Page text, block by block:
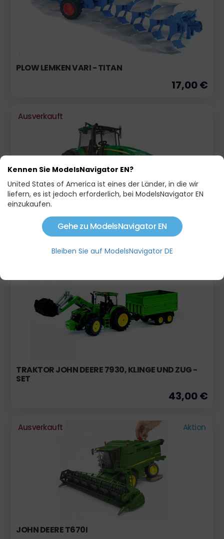
PLOW LEMKEN VARI - TITAN
17,00 €
Ausverkauft
TRAKTOR JOHN DEERE 7930
22,00 €
TRAKTOR JOHN DEERE 7930, KLINGE UND ZUG -
SET
43,00 €
Ausverkauft Aktion
JOHN DEERE T670I
Kennen Sie ModelsNavigator EN?
United States of America ist eines der Länder, in die wir
liefern, es ist jedoch erforderlich, bei ModelsNavigator EN
einzukaufen.
Gehe zu ModelsNavigator EN
Bleiben Sie auf ModelsNavigator DE